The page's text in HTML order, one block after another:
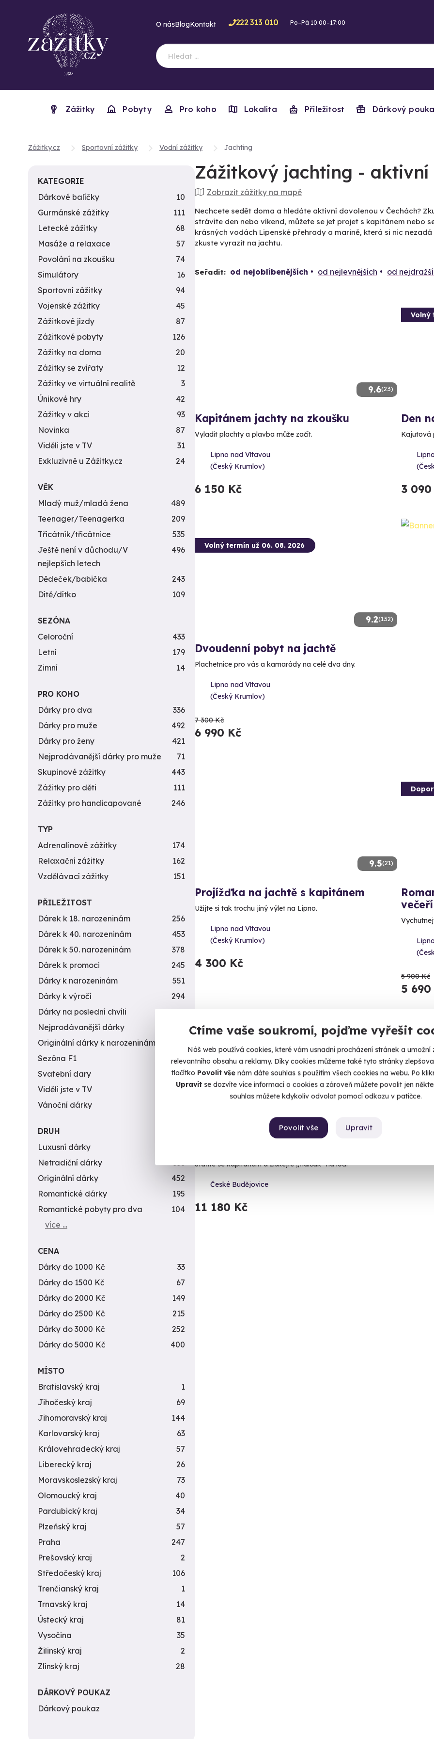
Ctíme vaše soukromí, pojďme vyřešit
Náš web používá cookies, které vám usnadní procházení stránek a umožní
relevantního obsahu a reklamy. Díky cookies můžeme také tyto stránky
tlačítko Povolit vše nám dáte souhlas s použitím všech cookies na webu. Po
Upravitse dozvíte více informací o cookies a zároveň můžete povolit jen
souhlas můžete kdykoliv odvolat pomocí odkazu v patičce.
Upravit
Povolit vše
O násBlogKontakt 222 313 010 Po–Pá 10:00–17:00
Zážitky Pobyty Pro koho Lokalita Příležitost Dárkový
Zážitky.cz Sportovní zážitky Vodní zážitky Jachting
Zážitkový jachting - aktivní
Zobrazit zážitky na mapě
Nechcete sedět doma a hledáte aktivní dovolenou v Čechách?
strávíte den nebo víkend, můžete se jet projet s kapitánem nebo
krásných vodách Lipenské přehrady a marině, která si nic
zkuste vyrazit na jachtu.
Seřadit: od nejoblíbenějších od nejlevnějších od
9.6(23)
Kapitánem jachty na zkoušku
Vyladit plachty a plavba může začít.
Lipno nad Vltavou
(Český Krumlov)
6 150 Kč
Volný
Den
Kajutová
3 090
9.2(132)
Volný termín už 06. 08. 2026
Dvoudenní pobyt na jachtě
Plachetnice pro vás a kamarády na celé dva dny.
Lipno nad Vltavou
(Český Krumlov)
7 300 Kč
6 990 Kč
9.5(21)
Projížďka na jachtě s kapitánem
Užijte si tak trochu jiný výlet na Lipno.
Lipno nad Vltavou
(Český Krumlov)
4 300 Kč
večeří
5 900 Kč
5 690
Staňte se kapitánem a získejte „řidičák" na loď!
České Budějovice
11 180 Kč
KATEGORIE
Dárkové balíčky
10
Gurmánské zážitky
111
Letecké zážitky
68
Masáže a relaxace
57
Povolání na zkoušku
74
Simulátory
16
Sportovní zážitky
94
Vojenské zážitky
45
Zážitkové jízdy
87
Zážitkové pobyty
126
Zážitky na doma
20
Zážitky se zvířaty
12
Zážitky ve virtuální realitě
3
Únikové hry
42
Zážitky v akci
93
Novinka
87
Viděli jste v TV
31
Exkluzivně u Zážitky.cz
24
VĚK
Mladý muž/mladá žena
489
Teenager/Teenagerka
209
Třicátník/třicátnice
535
Ještě není v důchodu/V
nejlepších letech
496
Dědeček/babička
243
Dítě/dítko
109
SEZÓNA
Celoroční
433
Letní
179
Zimní
14
PRO KOHO
Dárky pro dva
336
Dárky pro muže
492
Dárky pro ženy
421
Nejprodávanější dárky pro muže
71
Skupinové zážitky
443
Zážitky pro děti
111
Zážitky pro handicapované
246
TYP
Adrenalinové zážitky
174
Relaxační zážitky
162
Vzdělávací zážitky
151
PŘILEŽITOST
Dárek k 18. narozeninám
256
Dárek k 40. narozeninám
453
Dárek k 50. narozeninám
378
Dárek k promoci
245
Dárky k narozeninám
551
Dárky k výročí
294
Dárky na poslední chvíli
450
Nejprodávanější dárky
Originální dárky k narozeninám
Sezóna F1
4
Svatební dary
196
Viděli jste v TV
31
Vánoční dárky
DRUH
Luxusní dárky
Netradiční dárky
353
Originální dárky
452
Romantické dárky
195
Romantické pobyty pro dva
104
více …
CENA
Dárky do 1000 Kč
33
Dárky do 1500 Kč
67
Dárky do 2000 Kč
149
Dárky do 2500 Kč
215
Dárky do 3000 Kč
252
Dárky do 5000 Kč
400
MÍSTO
Bratislavský kraj
1
Jihočeský kraj
69
Jihomoravský kraj
144
Karlovarský kraj
63
Královehradecký kraj
57
Liberecký kraj
26
Moravskoslezský kraj
73
Olomoucký kraj
40
Pardubický kraj
34
Plzeňský kraj
57
Praha
247
Prešovský kraj
2
Středočeský kraj
106
Trenčianský kraj
1
Trnavský kraj
14
Ústecký kraj
81
Vysočina
35
Žilinský kraj
2
Zlínský kraj
28
DÁRKOVÝ POUKAZ
Dárkový poukaz